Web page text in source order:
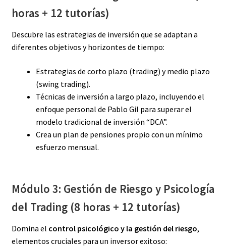
horas + 12 tutorías)
Descubre las estrategias de inversión que se adaptan a
diferentes objetivos y horizontes de tiempo:
Estrategias de corto plazo (trading) y medio plazo
(swing trading).
Técnicas de inversión a largo plazo, incluyendo el
enfoque personal de Pablo Gil para superar el
modelo tradicional de inversión “DCA”.
Crea un plan de pensiones propio con un mínimo
esfuerzo mensual.
Módulo 3: Gestión de Riesgo y Psicología
del Trading (8 horas + 12 tutorías)
Domina el control psicológico y la gestión del riesgo,
elementos cruciales para un inversor exitoso: